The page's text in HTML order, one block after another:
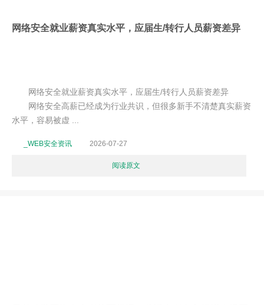
网络安全就业薪资真实水平，应届生/转行人员薪资差异
网络安全就业薪资真实水平，应届生/转行人员薪资差异
网络安全高薪已经成为行业共识，但很多新手不清楚真实薪资
水平，容易被虚 ...
_WEB安全资讯 2026-07-27
阅读原文